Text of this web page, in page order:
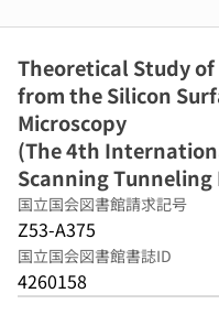
Theoretical Study
from the Silicon
Microscopy
(The 4th
Scanning Tunneling
国立国会図書館請求記号
Z53-A375
国立国会図書館書誌ID
4260158